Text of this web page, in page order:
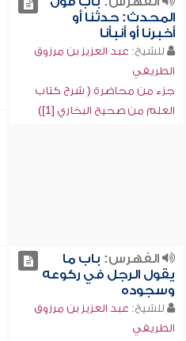
المحدث: حدثنا أو
أخبرنا أو أنبأنا
للشيخ: عبد العزيز بن مرزوق
الطريفي
جزء من محاضرة ( شرح كتاب
العلم من صحيح البخاري [1])
الفهرس: باب ما
يقول الرجل في ركوعه
وسجوده
للشيخ: عبد العزيز بن مرزوق
الطريفي